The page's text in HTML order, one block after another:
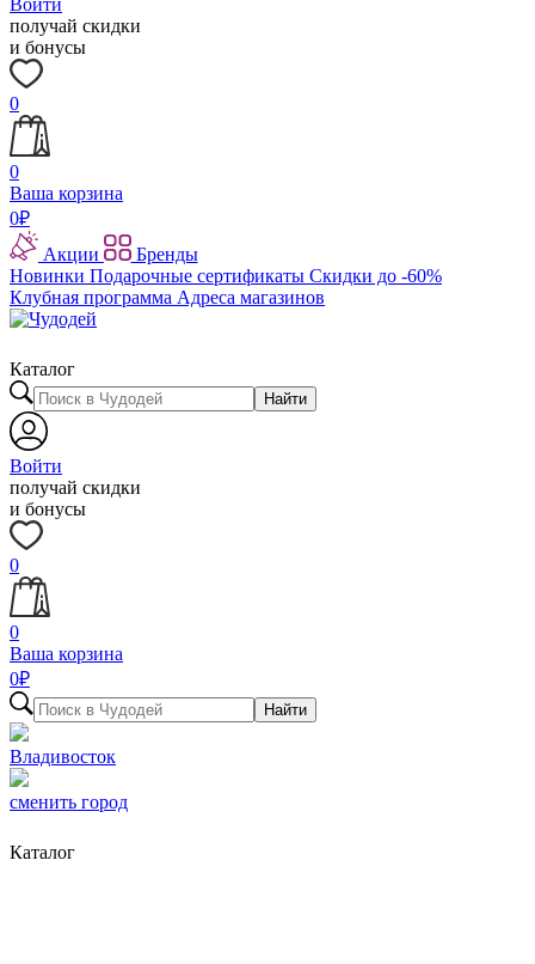
Войти
получай скидки
и бонусы
0
0
Ваша корзина
0₽
Акции
Бренды
Новинки Подарочные сертификаты Скидки до -60%
Клубная программа Адреса магазинов
Каталог
Найти
Войти
получай скидки
и бонусы
0
0
Ваша корзина
0₽
Найти
Владивосток
сменить город
Каталог